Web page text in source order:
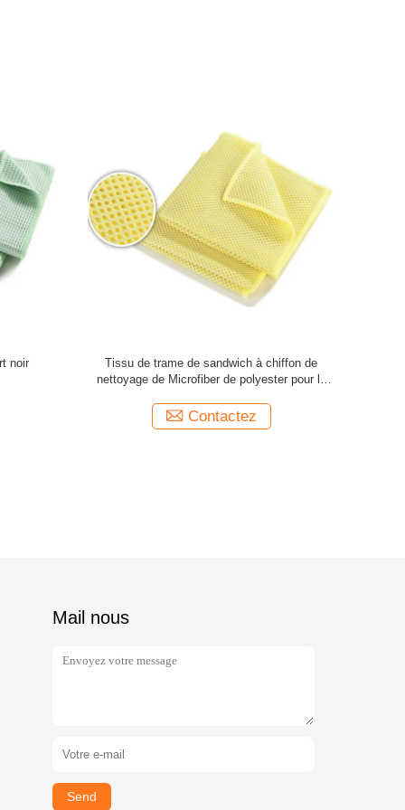
noir
Tissu de trame de sandwich à chiffon de
nettoyage de Microfiber de polyester pour la
Contactez
Mail nous
Send